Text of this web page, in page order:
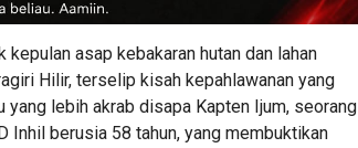
asap kebakaran hutan dan lahan
Hilir, terselip kisah kepahlawanan yang
yang lebih akrab disapa Kapten Ijum, seorang
Inhil berusia 58 tahun, yang membuktikan